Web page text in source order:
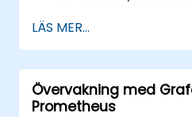
LÄS MER...
Övervakning med
Prometheus